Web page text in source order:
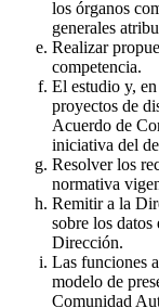
los órganos
generales
Realizar
competencia.
El estudio y,
proyectos de
Acuerdo de
iniciativa del
Resolver los
normativa
Remitir a la
sobre los datos
Dirección.
Las funciones
modelo de
Comunidad